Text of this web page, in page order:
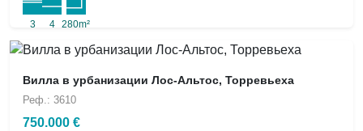
3 4 280m²
Вилла в урбанизации Лос-Альтос, Торревьеха
Реф.: 3610
750.000 €